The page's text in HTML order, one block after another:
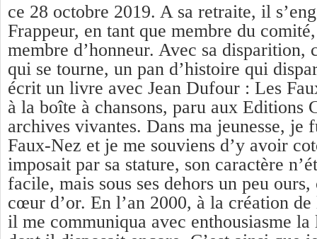
ce 28 octobre 2019. A sa retraite, il
Frappeur, en tant que membre du
membre d’honneur. Avec sa disparition,
qui se tourne, un pan d’histoire qui
écrit un livre avec Jean Dufour : Les
à la boîte à chansons, paru aux Editions
archives vivantes. Dans ma jeunesse, je
Faux-Nez et je me souviens d’y avoir
imposait par sa stature, son caractère
facile, mais sous ses dehors un peu
cœur d’or. En l’an 2000, à la création
il me communiqua avec enthousiasme la